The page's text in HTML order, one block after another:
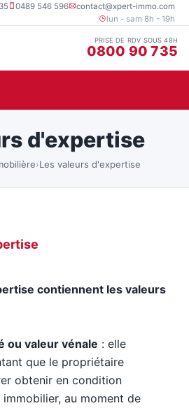
0489 546 596
contact@xpert-immo.com
lun - sam 8h - 19h
PRISE DE RDV SOUS 48H
0800 90 735
d'expertise
›Les valeurs d'expertise
contiennent les valeurs
ou valeur vénale : elle
que le propriétaire
obtenir en condition
au moment de